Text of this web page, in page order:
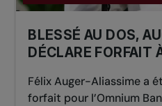
BLESSÉ AU DOS,
DÉCLARE FORFAIT
Félix Auger-Aliassime a
forfait pour l’Omnium